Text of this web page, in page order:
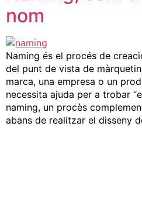
nom
Naming és el procés de
del punt de vista de
marca, una empresa o un
necessita ajuda per a trobar
naming, un procès
abans de realitzar el disseny